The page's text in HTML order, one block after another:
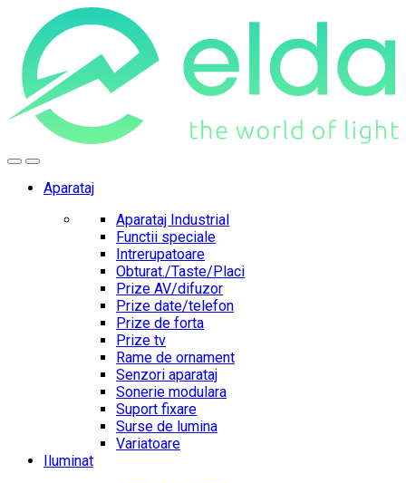
navigation
content
Aparataj
Aparataj Industrial
Functii speciale
Intrerupatoare
Obturat./Taste/Placi
Prize AV/difuzor
Prize date/telefon
Prize de forta
Prize tv
Rame de ornament
Senzori aparataj
Sonerie modulara
Suport fixare
Surse de lumina
Variatoare
Iluminat